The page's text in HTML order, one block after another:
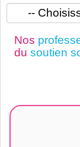
Nos
du soutien